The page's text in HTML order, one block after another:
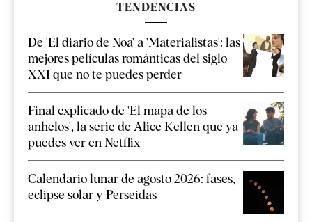
TENDENCIAS
De 'El diario de Noa' a 'Materialistas': las
mejores películas románticas del siglo
XXI que no te puedes perder
Final explicado de 'El mapa de los
anhelos', la serie de Alice Kellen que ya
puedes ver en Netflix
Calendario lunar de agosto 2026: fases,
eclipse solar y Perseidas